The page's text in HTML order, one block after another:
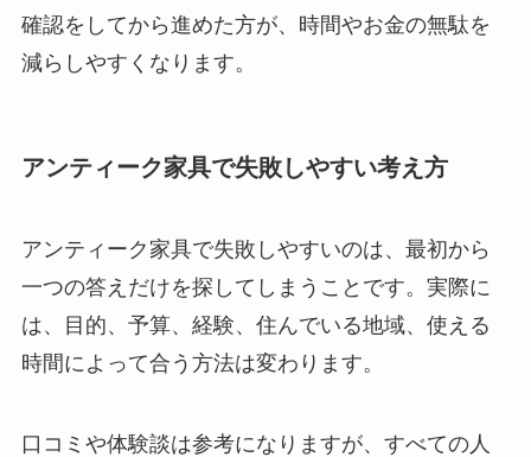
確認をしてから進めた方が、時間やお金の無駄を
減らしやすくなります。
アンティーク家具で失敗しやすい考え方
アンティーク家具で失敗しやすいのは、最初から
一つの答えだけを探してしまうことです。実際に
は、目的、予算、経験、住んでいる地域、使える
時間によって合う方法は変わります。
口コミや体験談は参考になりますが、すべての人